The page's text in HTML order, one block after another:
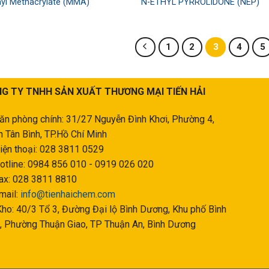
Methacrylate (MMA) N-ETHYL PYRROLIDONE (NEP)
1 2 3 4 5
TY TNHH SẢN XUẤT THƯƠNG MẠI TIẾN HẢI
phòng chính: 31/27 Nguyễn Đình Khơi, Phường 4,
Tân Bình, TP.Hồ Chí Minh
thoại: 028 3811 0529
0984 856 010 - 0919 026 020
028 3811 8810
info@tienhaichem.com
40/3 Tổ 3, Đường Đại lộ Bình Dương, Khu phố Bình
Phường Thuận Giao, TP Thuận An, Bình Dương